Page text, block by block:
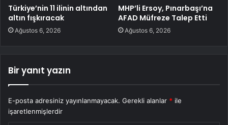
Türkiye’nin 11 ilinin altından
altın fışkıracak
Ağustos 6, 2026
MHP’li Ersoy, Pınarbaşı’na
AFAD Müfreze Talep Etti
Ağustos 6, 2026
Bir yanıt yazın
E-posta adresiniz yayınlanmayacak. Gerekli alanlar * ile
işaretlenmişlerdir